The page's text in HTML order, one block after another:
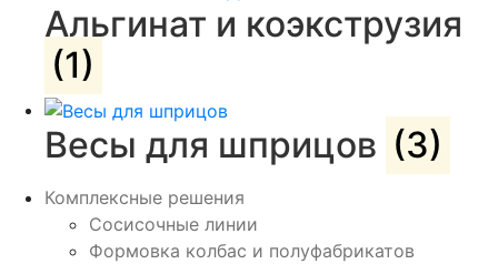
Альгинат и коэкструзия
(1)
Весы для шприцов (3)
Комплексные решения
Сосисочные линии
Формовка колбас и полуфабрикатов